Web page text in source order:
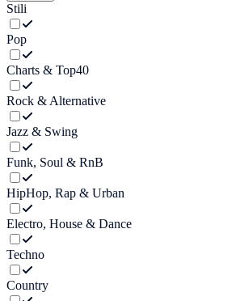
Stili
Pop
Charts & Top40
Rock & Alternative
Jazz & Swing
Funk, Soul & RnB
HipHop, Rap & Urban
Electro, House & Dance
Techno
Country